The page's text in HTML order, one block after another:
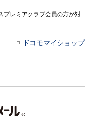
プレミアクラブ会員の方が対
ドコモマイショップ